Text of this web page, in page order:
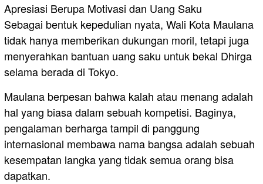
Apresiasi Berupa Motivasi dan Uang Saku
Sebagai bentuk kepedulian nyata, Wali Kota Maulana
tidak hanya memberikan dukungan moril, tetapi juga
menyerahkan bantuan uang saku untuk bekal Dhirga
selama berada di Tokyo.
Maulana berpesan bahwa kalah atau menang adalah
hal yang biasa dalam sebuah kompetisi. Baginya,
pengalaman berharga tampil di panggung
internasional membawa nama bangsa adalah sebuah
kesempatan langka yang tidak semua orang bisa
dapatkan.